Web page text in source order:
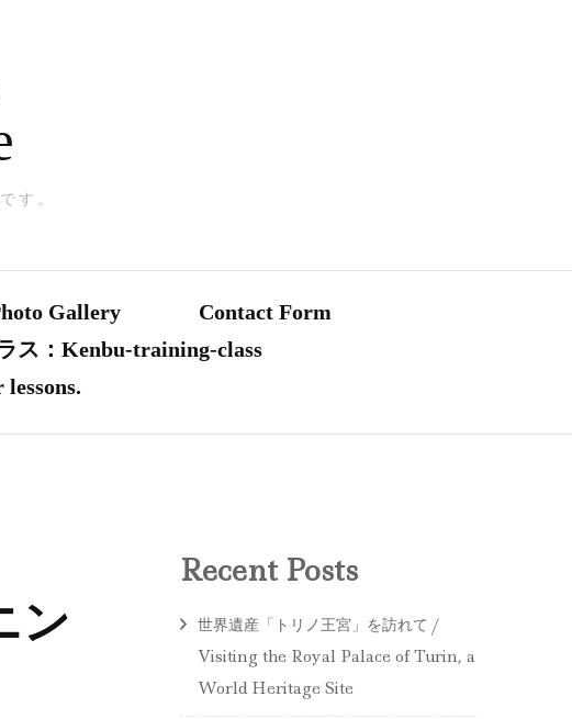
す。
Gallery
Contact Form
ス：Kenbu-training-class
ン
Recent Posts
世界遺産「トリノ王宮」を訪れて /
Visiting the Royal Palace of Turin, a
World Heritage Site